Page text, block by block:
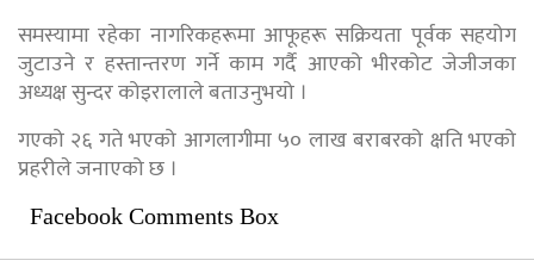
समस्यामा रहेका नागरिकहरूमा आफूहरू सक्रियता पूर्वक सहयोग
जुटाउने र हस्तान्तरण गर्ने काम गर्दै आएको भीरकोट जेजीजका
अध्यक्ष सुन्दर कोइरालाले बताउनुभयो ।
गएको २६ गते भएको आगलागीमा ५० लाख बराबरको क्षति भएको
प्रहरीले जनाएको छ ।
Facebook Comments Box